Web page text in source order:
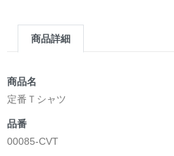
商品詳細
商品名
定番Ｔシャツ
品番
00085-CVT